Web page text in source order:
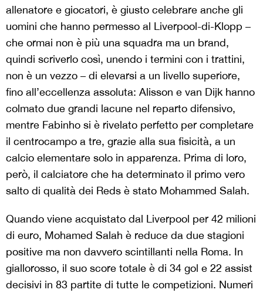
allenatore e giocatori, è giusto celebrare anche gli
uomini che hanno permesso al Liverpool-di-Klopp –
che ormai non è più una squadra ma un brand,
quindi scriverlo così, unendo i termini con i trattini,
non è un vezzo – di elevarsi a un livello superiore,
fino all’eccellenza assoluta: Alisson e van Dijk hanno
colmato due grandi lacune nel reparto difensivo,
mentre Fabinho si è rivelato perfetto per completare
il centrocampo a tre, grazie alla sua fisicità, a un
calcio elementare solo in apparenza. Prima di loro,
però, il calciatore che ha determinato il primo vero
salto di qualità dei Reds è stato Mohammed Salah.
Quando viene acquistato dal Liverpool per 42 milioni
di euro, Mohamed Salah è reduce da due stagioni
positive ma non davvero scintillanti nella Roma. In
giallorosso, il suo score totale è di 34 gol e 22 assist
decisivi in 83 partite di tutte le competizioni. Numeri